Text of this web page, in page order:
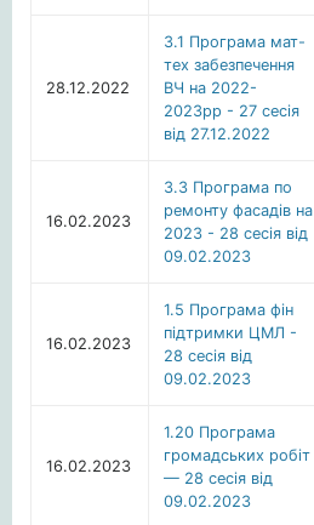
28.12.2022
3.1 Програма мат-
тех забезпечення
ВЧ на 2022-
2023рр - 27 сесія
від 27.12.2022
16.02.2023
3.3 Програма по
ремонту фасадів на
2023 - 28 сесія від
09.02.2023
16.02.2023
1.5 Програма фін
підтримки ЦМЛ -
28 сесія від
09.02.2023
16.02.2023
1.20 Програма
громадських робіт
— 28 сесія від
09.02.2023